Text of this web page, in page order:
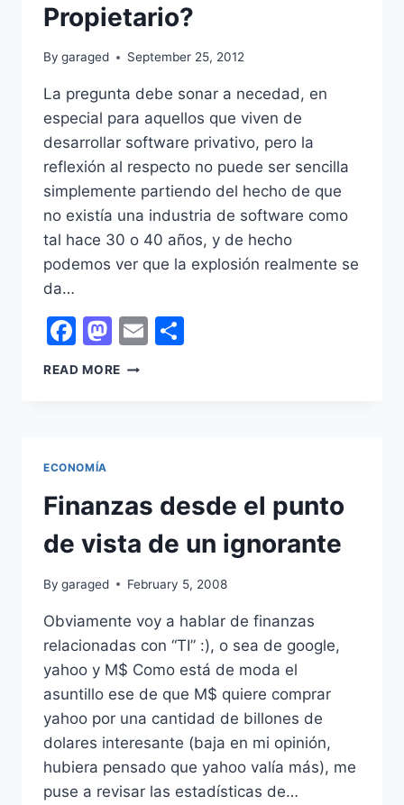
Propietario?
By garaged September 25, 2012
La pregunta debe sonar a necedad, en
especial para aquellos que viven de
desarrollar software privativo, pero la
reflexión al respecto no puede ser sencilla
simplemente partiendo del hecho de que
no existía una industria de software como
tal hace 30 o 40 años, y de hecho
podemos ver que la explosión realmente se
da…
Facebook
Mastodon
Email
READ MORE ¿NECESITAMOS
ECONOMÍA
Finanzas desde el punto
de vista de un ignorante
By garaged February 5, 2008
Obviamente voy a hablar de finanzas
relacionadas con “TI” :), o sea de google,
yahoo y M$ Como está de moda el
asuntillo ese de que M$ quiere comprar
yahoo por una cantidad de billones de
dolares interesante (baja en mi opinión,
hubiera pensado que yahoo valía más), me
puse a revisar las estadísticas de…